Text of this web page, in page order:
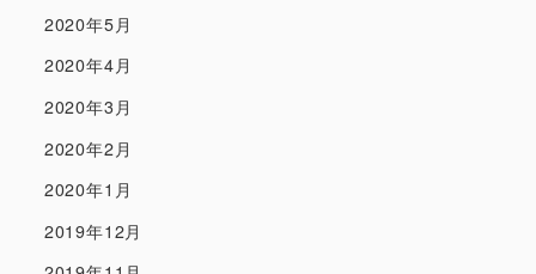
2020年5月
2020年4月
2020年3月
2020年2月
2020年1月
2019年12月